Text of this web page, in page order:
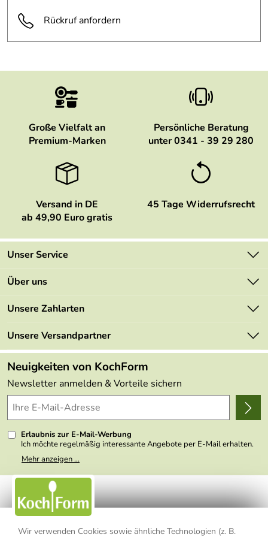
Wir verwenden Cookies sowie ähnliche Technologien (z. B.
59757 Arnsberg, info@graef.de
Rückruf anfordern
Große Vielfalt an
Premium-Marken
Persönliche Beratung
unter 0341 - 39 29 280
Versand in DE
ab 49,90 Euro gratis
45 Tage Widerrufsrecht
Unser Service
Kontakt
Mehrwertsteuerfrei
Retourenportal
FAQs
Lieferbedingungen
Delivery Terms
Kundenlogin
Über uns
Marken
Angebote
Made in Germany
Themen
Wir über uns
Presse
Unsere Zahlarten
Unsere Versandpartner
Neuigkeiten von KochForm
Newsletter anmelden & Vorteile sichern
Erlaubnis zur E-Mail-Werbung
Ich möchte regelmäßig interessante Angebote per E-Mail erhalten.
Meine E-Mail-Adresse wird nicht an andere Unternehmen
weitergegeben. Zu statistischen Zwecken wird in anonymer Form
nicht erkennbar, welche konkrete Person geklickt hat. Diese
Einwilligung zur Nutzung meiner E-Mail- Adresse für Werbezwecke
kann ich jederzeit mit Wirkung für die Zukunft widerrufen, indem ich
den Link "Abmelden" am Ende des Newsletters anklicke oder die
Option Newsletter im Mitgliederbereich deaktiviere. Die
Mehr anzeigen ...